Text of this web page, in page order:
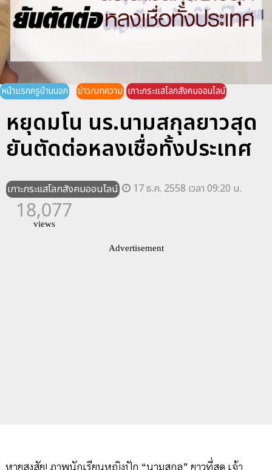
หน้าแรกครูบ้านนอก ข่าว/บทความ เกาะกระแสโลกสังคมออนไลน์
หยุดมโน นร.นามสกุลยาวสุด
ยันตัดต่อหลงเชื่อทั้งประเทศ
เกาะกระแสโลกสังคมออนไลน์ 17 ธ.ค. 2558 เวลา 09:20 น.
18,077
views
Advertisement
หายสงสัย! ภาพนักเรียนหญิงปัก “นามสกุล” ยาวที่สุด เจ้า